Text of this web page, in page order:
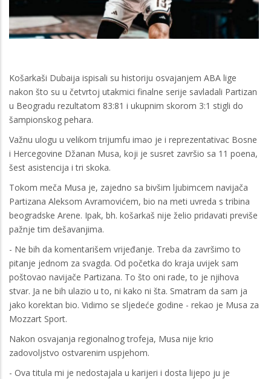
Košarkaši Dubaija ispisali su historiju osvajanjem ABA lige
nakon što su u četvrtoj utakmici finalne serije savladali Partizan
u Beogradu rezultatom 83:81 i ukupnim skorom 3:1 stigli do
šampionskog pehara.
Važnu ulogu u velikom trijumfu imao je i reprezentativac Bosne
i Hercegovine Džanan Musa, koji je susret završio sa 11 poena,
šest asistencija i tri skoka.
Tokom meča Musa je, zajedno sa bivšim ljubimcem navijača
Partizana Aleksom Avramovićem, bio na meti uvreda s tribina
beogradske Arene. Ipak, bh. košarkaš nije želio pridavati previše
pažnje tim dešavanjima.
- Ne bih da komentarišem vrijeđanje. Treba da završimo to
pitanje jednom za svagda. Od početka do kraja uvijek sam
poštovao navijače Partizana. To što oni rade, to je njihova
stvar. Ja ne bih ulazio u to, ni kako ni šta. Smatram da sam ja
jako korektan bio. Vidimo se sljedeće godine - rekao je Musa za
Mozzart Sport.
Nakon osvajanja regionalnog trofeja, Musa nije krio
zadovoljstvo ostvarenim uspjehom.
- Ova titula mi je nedostajala u karijeri i dosta lijepo ju je